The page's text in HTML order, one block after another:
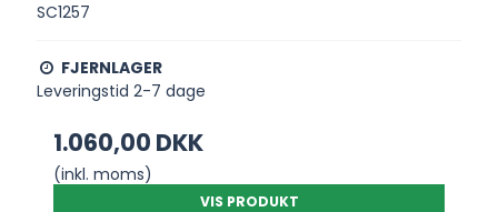
SC1257
FJERNLAGER
Leveringstid 2-7 dage
1.060,00 DKK
(inkl. moms)
VIS PRODUKT